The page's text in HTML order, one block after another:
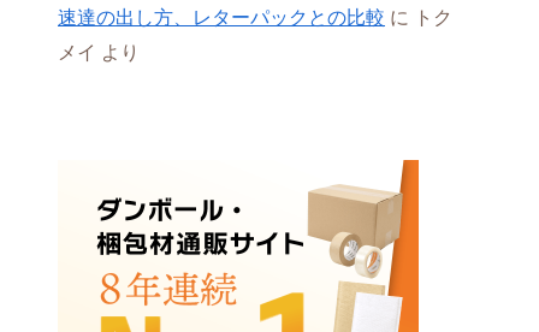
速達の出し方、レターパックとの比較 に
トク
メイ より